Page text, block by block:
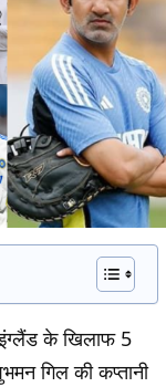
के खिलाफ 5
गिल की कप्तानी